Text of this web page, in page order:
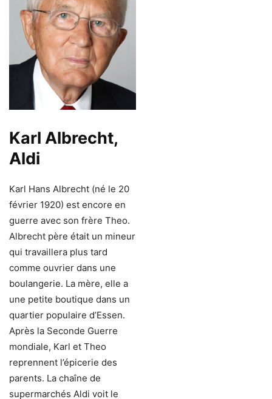
Karl Albrecht,
Aldi
Karl Hans Albrecht (né le 20
février 1920) est encore en
guerre avec son frère Theo.
Albrecht père était un mineur
qui travaillera plus tard
comme ouvrier dans une
boulangerie. La mère, elle a
une petite boutique dans un
quartier populaire d’Essen.
Après la Seconde Guerre
mondiale, Karl et Theo
reprennent l’épicerie des
parents. La chaîne de
supermarchés Aldi voit le